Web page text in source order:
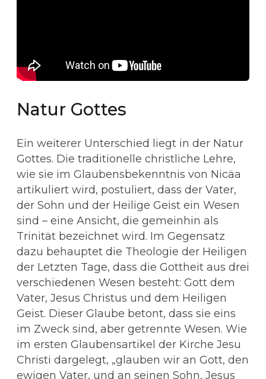
Natur Gottes
Ein weiterer Unterschied liegt in der Natur
Gottes. Die traditionelle christliche Lehre,
wie sie im Glaubensbekenntnis von Nicäa
artikuliert wird, postuliert, dass der Vater,
der Sohn und der Heilige Geist ein Wesen
sind – eine Ansicht, die gemeinhin als
Trinität bezeichnet wird. Im Gegensatz
dazu behauptet die Theologie der Heiligen
der Letzten Tage, dass die Gottheit aus drei
verschiedenen Wesen besteht: Gott dem
Vater, Jesus Christus und dem Heiligen
Geist. Dieser Glaube betont, dass sie eins
im Zweck sind, aber getrennte Wesen. Wie
im ersten Glaubensartikel der Kirche Jesu
Christi dargelegt, „glauben wir an Gott, den
ewigen Vater, und an seinen Sohn, Jesus